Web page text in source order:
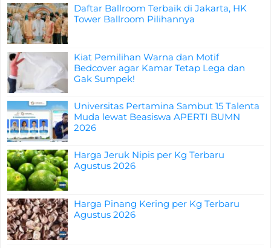
Daftar Ballroom Terbaik di Jakarta, HK
Tower Ballroom Pilihannya
Kiat Pemilihan Warna dan Motif
Bedcover agar Kamar Tetap Lega dan
Gak Sumpek!
Universitas Pertamina Sambut 15 Talenta
Muda lewat Beasiswa APERTI BUMN
2026
Harga Jeruk Nipis per Kg Terbaru
Agustus 2026
Harga Pinang Kering per Kg Terbaru
Agustus 2026